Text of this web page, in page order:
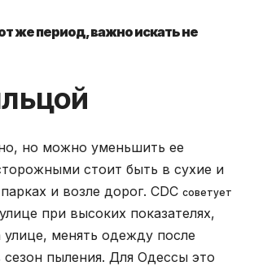
же период, важно искать не
но можно уменьшить ее
стоит быть в сухие и
и возле дорог. CDC советует
при высоких показателях,
улице, менять одежду после
пыления. Для Одессы это